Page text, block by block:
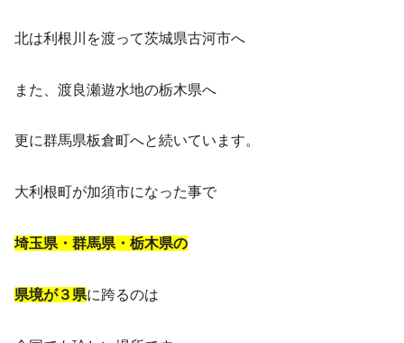
北は利根川を渡って茨城県古河市へ
また、渡良瀬遊水地の栃木県へ
更に群馬県板倉町へと続いています。
大利根町が加須市になった事で
埼玉県・群馬県・栃木県の
県境が３県に跨るのは